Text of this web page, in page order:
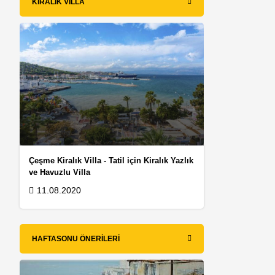
KIRALIK VILLA
Çeşme Kiralık Villa - Tatil için Kiralık Yazlık
ve Havuzlu Villa
11.08.2020
HAFTASONU ÖNERILERI